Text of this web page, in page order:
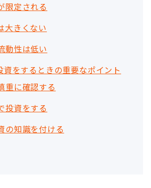
限定される
大きくない
動性は低い
資をするときの重要なポイント
重に確認する
投資をする
の知識を付ける